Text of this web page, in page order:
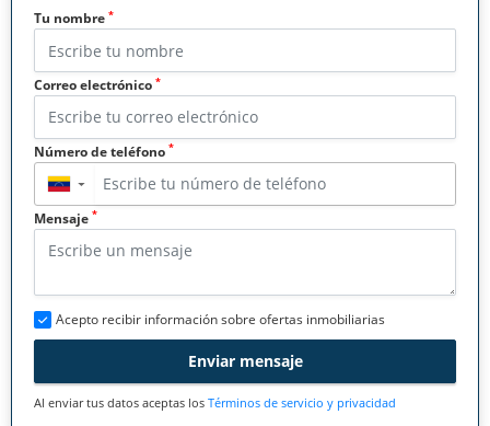
Tu nombre *
Correo electrónico *
Número de teléfono *
▼
Mensaje *
Acepto recibir información sobre ofertas inmobiliarias
Enviar mensaje
Al enviar tus datos aceptas los Términos de servicio y privacidad